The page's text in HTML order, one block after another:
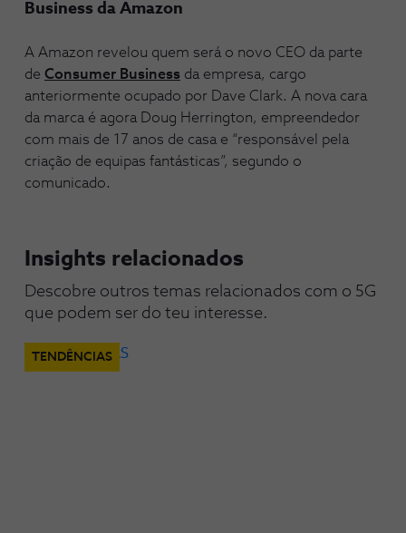
Business da Amazon
A Amazon revelou quem será o novo CEO da parte
de Consumer Business da empresa, cargo
anteriormente ocupado por Dave Clark. A nova cara
da marca é agora Doug Herrington, empreendedor
com mais de 17 anos de casa e “responsável pela
criação de equipas fantásticas”, segundo o
comunicado.
Insights relacionados
Descobre outros temas relacionados com o 5G
que podem ser do teu interesse.
TENDÊNCIAS